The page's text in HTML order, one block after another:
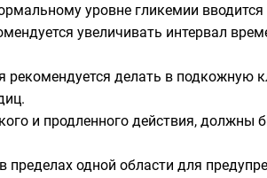
уровне гликемии
увеличивать интервал
делать в подкожную
и продленного действия, должны
одной области для